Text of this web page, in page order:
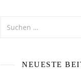
NEUESTE